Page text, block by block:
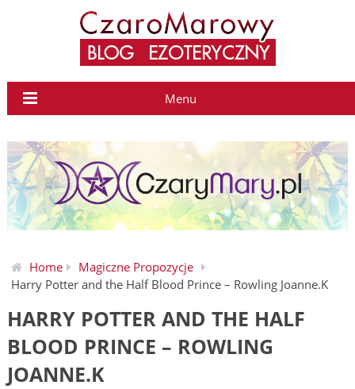
Menu
Home
Magiczne Propozycje
Harry Potter and the Half Blood Prince – Rowling Joanne.K
HARRY POTTER AND THE HALF
BLOOD PRINCE – ROWLING
JOANNE.K